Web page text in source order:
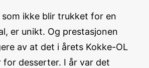
ikke blir trukket for en
er unikt. Og prestasjonen
av at det i årets Kokke-OL
for desserter. I år var det